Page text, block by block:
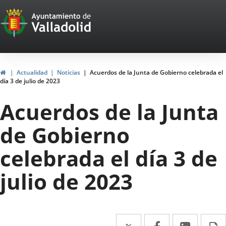
Portal
Web
del
Ayuntamiento
de
Valladolid
InicioActualidad Noticias
Acuerdos de la Junta de Gobierno celebrada el
día 3 de julio de 2023
Acuerdos de la Junta
de Gobierno
celebrada el día 3 de
julio de 2023
Twitter
Enlace Facebook
EnlaceEnlace